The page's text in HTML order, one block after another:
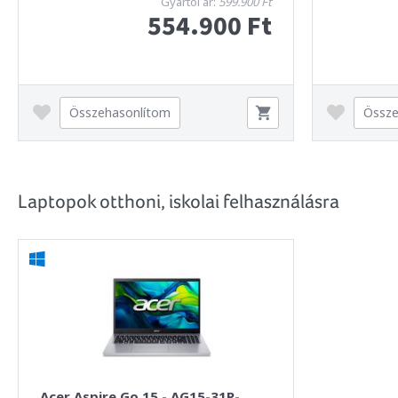
554.900 Ft
Összehasonlítom
Laptopok otthoni, iskolai felhasználásra